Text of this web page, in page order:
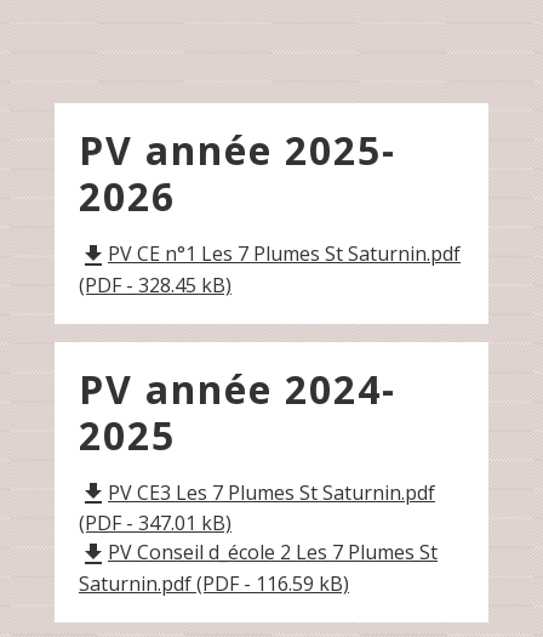
PV année 2025-
2026
file_download PV CE n°1 Les 7 Plumes St Saturnin.pdf
(PDF - 328.45 kB)
PV année 2024-
2025
file_download PV CE3 Les 7 Plumes St Saturnin.pdf
(PDF - 347.01 kB)
file_download PV Conseil d_école 2 Les 7 Plumes St
Saturnin.pdf (PDF - 116.59 kB)